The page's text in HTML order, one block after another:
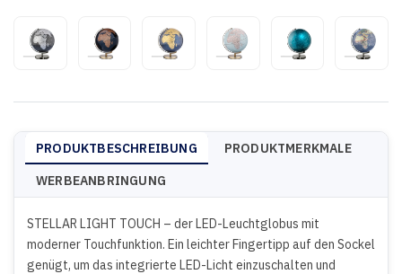
PRODUKTBESCHREIBUNG
PRODUKTMERKMALE
WERBEANBRINGUNG
STELLAR LIGHT TOUCH – der LED-Leuchtglobus mit
moderner Touchfunktion. Ein leichter Fingertipp auf den Sockel
genügt, um das integrierte LED-Licht einzuschalten und